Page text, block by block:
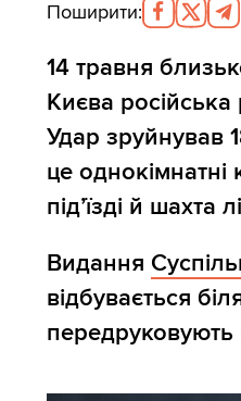
Поширити:
14 травня
Києва російська
Удар зруйнував
це однокімнатні
підʼїзді й шахта
Видання
відбувається
передруковують